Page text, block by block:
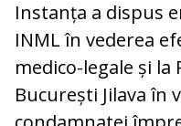
Instanța a dispus
INML în vederea
medico-legale și
București Jilava în